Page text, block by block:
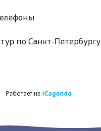
по Санкт-Петербургу
Работает на iCagenda